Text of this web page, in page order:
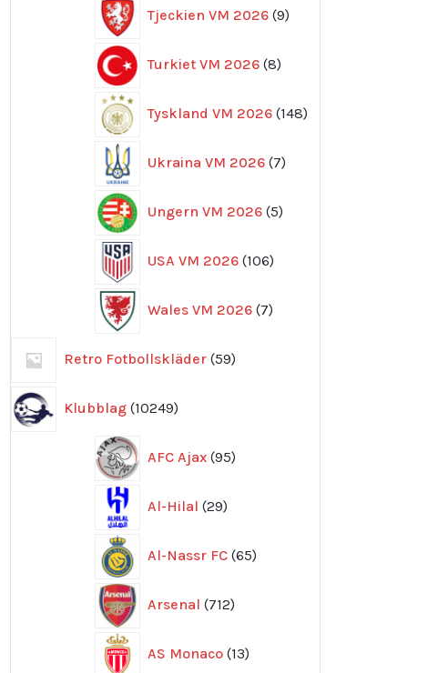
Tjeckien VM 2026 9
produkter
Turkiet VM 2026 8
produkter
Tyskland VM 2026 148
produkter
Ukraina VM 2026 7
produkter
Ungern VM 2026 5
produkter
USA VM 2026 106
produkter
Wales VM 2026 7
produkter
Retro Fotbollskläder 59
produkter
Klubblag 10249
produkter
AFC Ajax 95
produkter
Al-Hilal 29
produkter
Al-Nassr FC 65
produkter
Arsenal 712
produkter
AS Monaco 13
produkter